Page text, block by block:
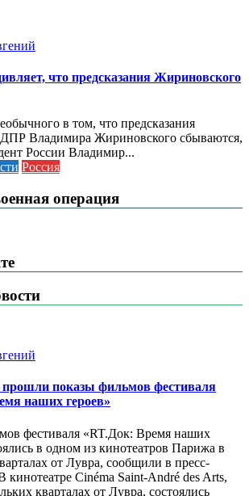
что предсказания Жириновского
в том, что предсказания
Владимира Жириновского сбываются,
России Владимир...
Россия
операция
показы фильмов фестиваля
наших героев»
фестиваля «RT.Док: Время наших
в одном из кинотеатров Парижа в
от Лувра, сообщили в пресс-
кинотеатре Cinéma Saint-André des Arts,
кварталах от Лувра, состоялись